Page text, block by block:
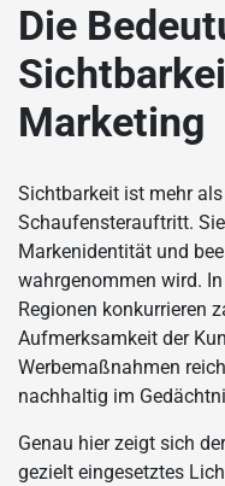
Die
Marketing
Sichtbarkeit ist mehr
Schaufensterauftritt.
Markenidentität und
wahrgenommen wird.
Regionen konkurrieren
Aufmerksamkeit der
Werbemaßnahmen
nachhaltig im
Genau hier zeigt sich
gezielt eingesetztes